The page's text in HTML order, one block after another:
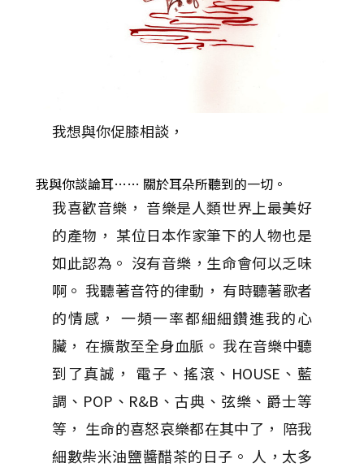
我想與你促膝相談，
我與你談論耳…… 關於耳朵所聽到的一切。
我喜歡音樂， 音樂是人類世界上最美好
的產物， 某位日本作家筆下的人物也是
如此認為。 沒有音樂，生命會何以乏味
啊。 我聽著音符的律動， 有時聽著歌者
的情感， 一頻一率都細細鑽進我的心
臟， 在擴散至全身血脈。 我在音樂中聽
到了真誠， 電子、搖滾、HOUSE、藍
調、POP、R&B、古典、弦樂、爵士等
等， 生命的喜怒哀樂都在其中了， 陪我
細數柴米油鹽醬醋茶的日子。 人，太多